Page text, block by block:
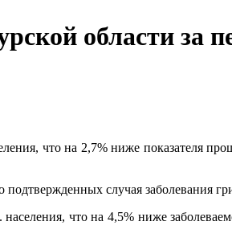
области за
что на 2,7% ниже показателя
подтвержденных случая заболевания
что на 4,5% ниже